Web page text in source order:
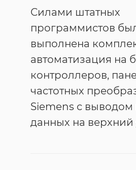
Силами штатных
программистов
выполнена
автоматизация на
контроллеров,
частотных
Siemens с выводом
данных на верхний